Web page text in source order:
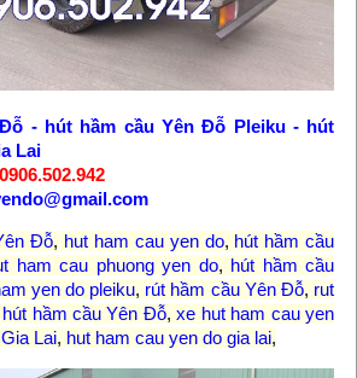
- hút hầm cầu Yên Đỗ Pleiku- hút
Lai
Đỗ, hut ham cau yen do, hút hầm cầu
ham cau phuong yen do, hút hầm cầu
yen do pleiku, rút hầm cầu Yên Đỗ, rut
hầm cầu Yên Đỗ,xe hut ham cau yen
Lai, hut ham cau yen do gia lai,